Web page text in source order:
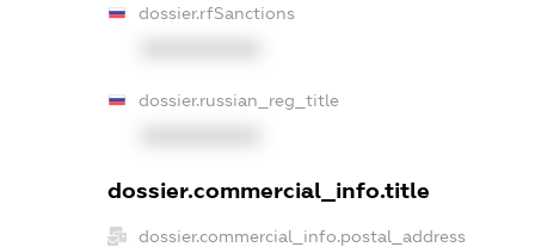
dossier.rfSanctions
dossier.russian_reg_title
dossier.commercial_info.title
dossier.commercial_info.postal_address